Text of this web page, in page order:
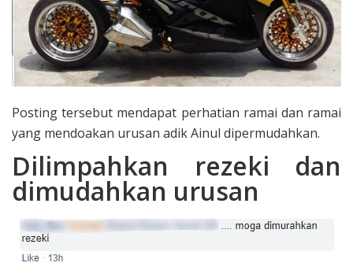
Posting tersebut mendapat perhatian ramai dan ramai
yang mendoakan urusan adik Ainul dipermudahkan.
Dilimpahkan rezeki dan
dimudahkan urusan